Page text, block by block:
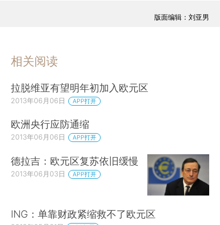
版面编辑：刘亚男
相关阅读
拉脱维亚有望明年初加入欧元区
2013年06月06日 APP打开
欧洲央行应防通缩
2013年06月06日 APP打开
德拉吉：欧元区复苏依旧缓慢
2013年06月03日 APP打开
ING：单靠财政紧缩救不了欧元区